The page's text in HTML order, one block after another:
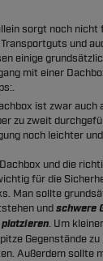
sorgt noch nicht
und
einige
mit einer
ist zwar auch
zu zweit
noch leichter
und die
für die
Man sollte
undschwere
. Um
Gegenstände
Außerdem sollte